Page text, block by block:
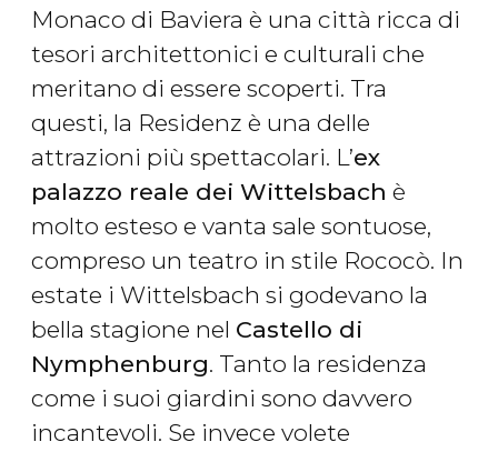
Monaco di Baviera è una città ricca di
tesori architettonici e culturali che
meritano di essere scoperti. Tra
questi, la Residenz è una delle
attrazioni più spettacolari. L’ex
palazzo reale dei Wittelsbach è
molto esteso e vanta sale sontuose,
compreso un teatro in stile Rococò. In
estate i Wittelsbach si godevano la
bella stagione nel Castello di
Nymphenburg. Tanto la residenza
come i suoi giardini sono davvero
incantevoli. Se invece volete